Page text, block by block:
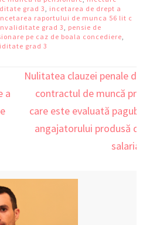
grad 3
incetarea de drept a
raportului de munca 56 lit c
grad 3
pensie de
pe caz de boala concediere
grad 3
a
Nulitatea clauzei penale din
contractul de muncă prin
care este evaluată paguba
angajatorului produsă de
salariat